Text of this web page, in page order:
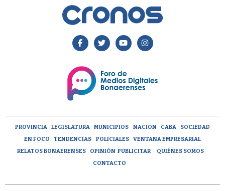
PROVINCIA LEGISLATURA MUNICIPIOS NACION CABA
SOCIEDAD
EN FOCO
TENDENCIAS POLICIALES
VENTANA EMPRESARIAL
RELATOS BONAERENSES
OPINIÓN PUBLICITAR
QUIÉNES SOMOS
CONTACTO